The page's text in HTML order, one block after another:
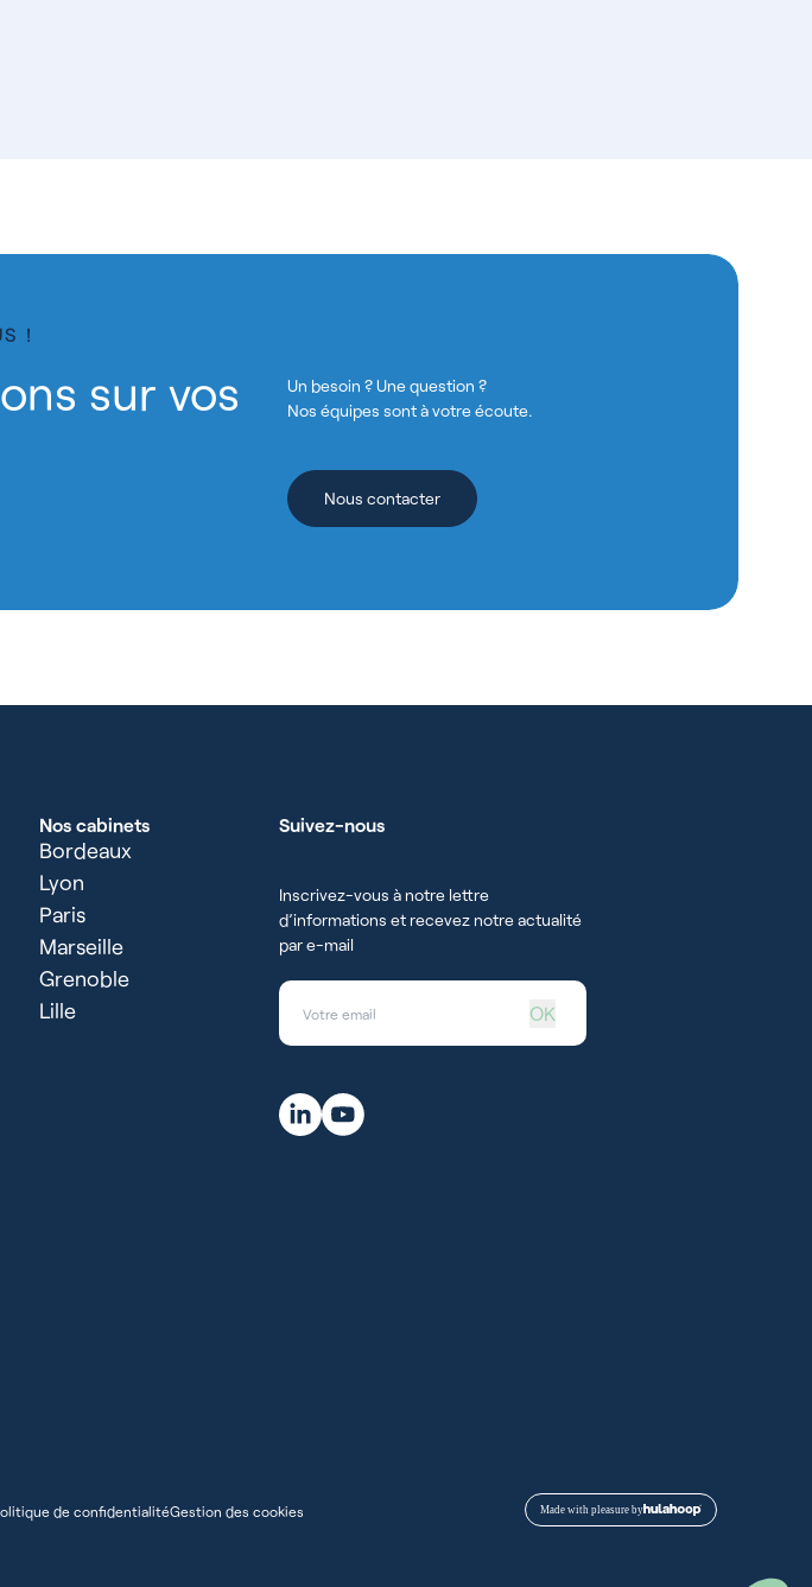
!
sur vos
Un besoin ? Une question ?
Nos équipes sont à votre écoute.
Nous contacter
Nos cabinets
Bordeaux
Lyon
Paris
Marseille
Grenoble
Lille
Suivez-nous
Inscrivez-vous à notre lettre
d’informations et recevez notre actualité
par e-mail
OK
de confidentialitéGestion des cookies Made with pleasure by